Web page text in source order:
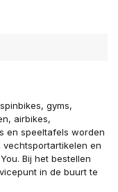
gyms,
airbikes,
en speeltafels worden
vechtsportartikelen en
Bij het bestellen
in de buurt te